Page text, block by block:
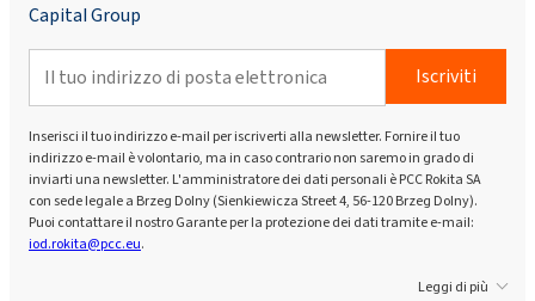
Capital Group
Iscriviti
Inserisci il tuo indirizzo e-mail per iscriverti alla newsletter. Fornire il tuo
indirizzo e-mail è volontario, ma in caso contrario non saremo in grado di
inviarti una newsletter. L'amministratore dei dati personali è PCC Rokita SA
con sede legale a Brzeg Dolny (Sienkiewicza Street 4, 56-120 Brzeg Dolny).
Puoi contattare il nostro Garante per la protezione dei dati tramite e-mail:
iod.rokita@pcc.eu.
Leggi di più